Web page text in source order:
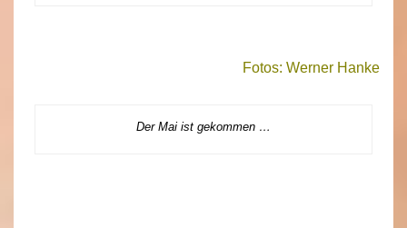
Fotos: Werner Hanke
Der Mai ist gekommen …